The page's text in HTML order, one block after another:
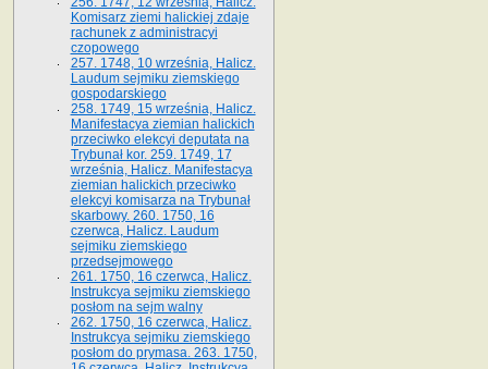
Komisarz ziemi halickiej zdaje
rachunek z administracyi
czopowego
257. 1748, 10 września, Halicz.
Laudum sejmiku ziemskiego
gospodarskiego
258. 1749, 15 września, Halicz.
Manifestacya ziemian halickich
przeciwko elekcyi deputata na
Trybunał kor. 259. 1749, 17
września, Halicz. Manifestacya
ziemian halickich przeciwko
elekcyi komisarza na Trybunał
skarbowy. 260. 1750, 16
czerwca, Halicz. Laudum
sejmiku ziemskiego
przedsejmowego
261. 1750, 16 czerwca, Halicz.
Instrukcya sejmiku ziemskiego
posłom na sejm walny
262. 1750, 16 czerwca, Halicz.
Instrukcya sejmiku ziemskiego
posłom do prymasa. 263. 1750,